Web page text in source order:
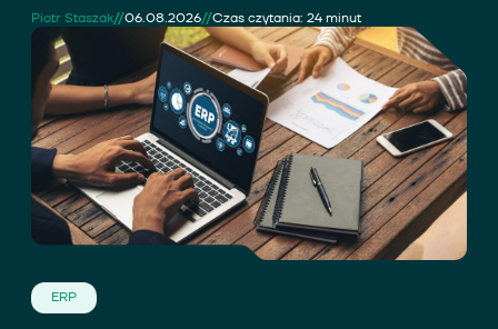
Piotr Staszak//06.08.2026//Czas czytania: 24 minut
ERP